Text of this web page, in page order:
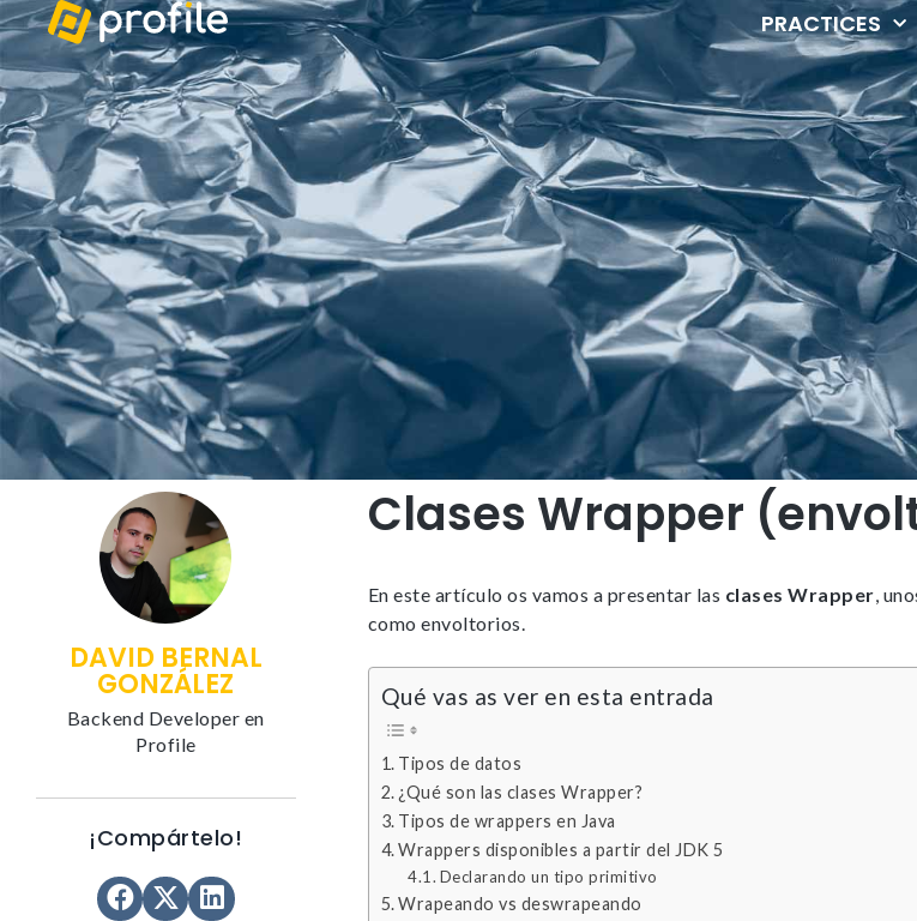
PRACTICES
DAVID BERNAL
GONZÁLEZ
Backend Developer en
Profile
¡Compártelo!
Clases Wrapper
En este artículo os vamos a presentar las clases Wrapper,
como envoltorios.
Qué vas as ver en esta entrada
Tipos de datos
¿Qué son las clases Wrapper?
Tipos de wrappers en Java
Wrappers disponibles a partir del JDK 5
Declarando un tipo primitivo
Wrapeando vs deswrapeando